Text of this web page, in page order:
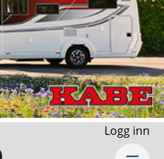
Logg inn